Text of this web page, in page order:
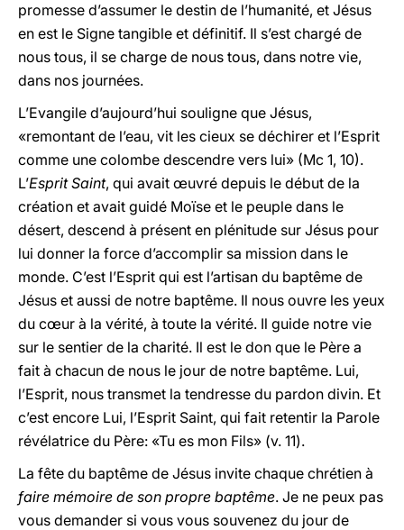
promesse d’assumer le destin de l’humanité, et Jésus
en est le Signe tangible et définitif. Il s’est chargé de
nous tous, il se charge de nous tous, dans notre vie,
dans nos journées.
L’Evangile d’aujourd’hui souligne que Jésus,
«remontant de l’eau, vit les cieux se déchirer et l’Esprit
comme une colombe descendre vers lui» (Mc 1, 10).
L’Esprit Saint, qui avait œuvré depuis le début de la
création et avait guidé Moïse et le peuple dans le
désert, descend à présent en plénitude sur Jésus pour
lui donner la force d’accomplir sa mission dans le
monde. C’est l’Esprit qui est l’artisan du baptême de
Jésus et aussi de notre baptême. Il nous ouvre les yeux
du cœur à la vérité, à toute la vérité. Il guide notre vie
sur le sentier de la charité. Il est le don que le Père a
fait à chacun de nous le jour de notre baptême. Lui,
l’Esprit, nous transmet la tendresse du pardon divin. Et
c’est encore Lui, l’Esprit Saint, qui fait retentir la Parole
révélatrice du Père: «Tu es mon Fils» (v. 11).
La fête du baptême de Jésus invite chaque chrétien à
faire mémoire de son propre baptême. Je ne peux pas
vous demander si vous vous souvenez du jour de